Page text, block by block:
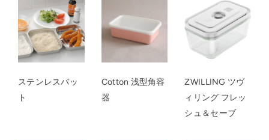
ステンレスバッ
ト
Cotton 浅型角容
器
ZWILLING ツヴ
ィリング フレッ
シュ＆セーブ